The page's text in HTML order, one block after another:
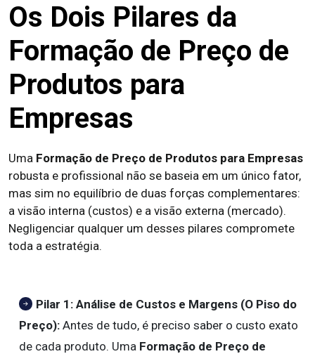
Os Dois Pilares da
Formação de Preço de
Produtos para
Empresas
Uma Formação de Preço de Produtos para Empresas
robusta e profissional não se baseia em um único fator,
mas sim no equilíbrio de duas forças complementares:
a visão interna (custos) e a visão externa (mercado).
Negligenciar qualquer um desses pilares compromete
toda a estratégia.
Pilar 1: Análise de Custos e Margens (O Piso do
Preço): Antes de tudo, é preciso saber o custo exato
de cada produto. Uma Formação de Preço de